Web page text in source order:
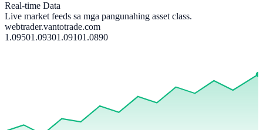
Real-time Data
Live market feeds sa mga pangunahing asset class.
webtrader.vantotrade.com
1.09501.09301.09101.0890